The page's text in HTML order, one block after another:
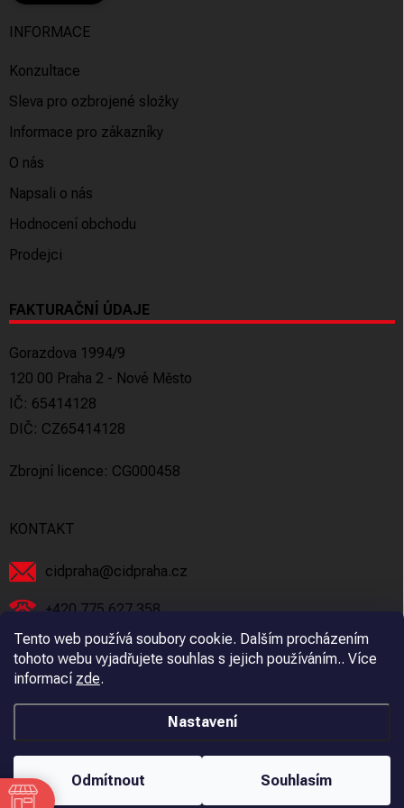
Tento web používá soubory cookie. Dalším procházením
tohoto webu vyjadřujete souhlas s jejich používáním.. Více
informací zde.
Nastavení
Odmítnout Souhlasím
INFORMACE
Konzultace
Sleva pro ozbrojené složky
Informace pro zákazníky
O nás
Napsali o nás
Hodnocení obchodu
Prodejci
FAKTURAČNÍ ÚDAJE
Gorazdova 1994/9
120 00 Praha 2 - Nové Město
IČ: 65414128
DIČ: CZ65414128
Zbrojní licence: CG000458
KONTAKT
cidpraha@cidpraha.cz
+420 775 627 358
Facebook
cidpraha_zbrane
Vytvořil Shoptet
Copyright 2026 . Všechna práva vyhrazena.